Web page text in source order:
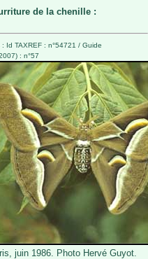
de la chenille :
Id TAXREF : n°54721 / Guide
: n°57
juin 1986. Photo Hervé Guyot.